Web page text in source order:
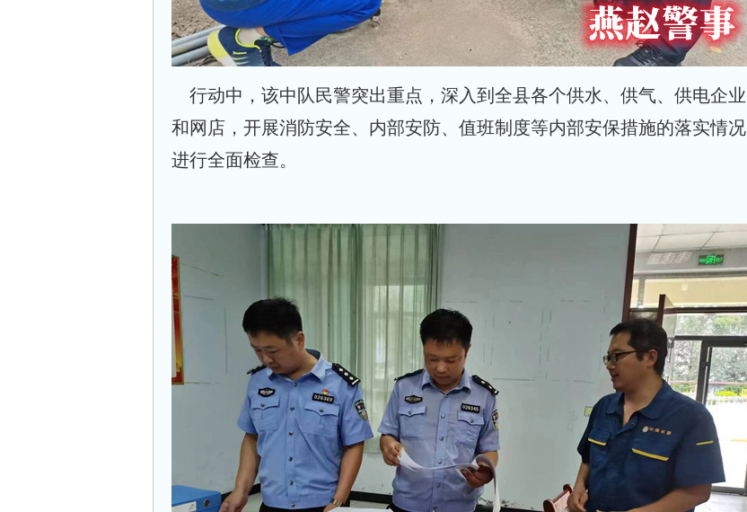
行动中，该中队民警突出重点，深入到全县各个供水、供气、供电企业
和网店，开展消防安全、内部安防、值班制度等内部安保措施的落实情况
进行全面检查。